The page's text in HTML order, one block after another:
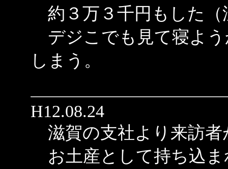
約３万３千円もした（
デジこでも見て寝よう
しまう。
H12.08.24
滋賀の支社より来訪者
お土産として持ち込